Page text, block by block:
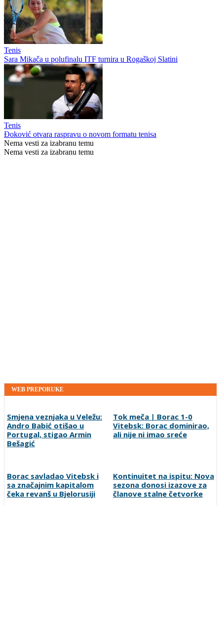
Tenis
Sara Mikača u polufinalu ITF turnira u Rogaškoj Slatini
Tenis
Đoković otvara raspravu o novom formatu tenisa
Nema vesti za izabranu temu
Nema vesti za izabranu temu
WEB PREPORUKE
Smjena veznjaka u Veležu:
Andro Babić otišao u
Portugal, stigao Armin
Bešagić
Tok meča | Borac 1-0
Vitebsk: Borac dominirao,
ali nije ni imao sreće
Borac savladao Vitebsk i
sa značajnim kapitalom
čeka revanš u Bjelorusiji
Kontinuitet na ispitu: Nova
sezona donosi izazove za
članove stalne četvorke